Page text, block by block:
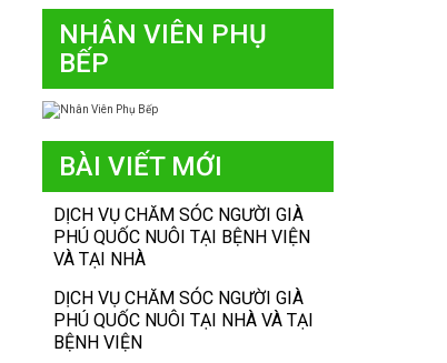
NHÂN VIÊN PHỤ
BẾP
BÀI VIẾT MỚI
DỊCH VỤ CHĂM SÓC NGƯỜI GIÀ
PHÚ QUỐC NUÔI TẠI BỆNH VIỆN
VÀ TẠI NHÀ
DỊCH VỤ CHĂM SÓC NGƯỜI GIÀ
PHÚ QUỐC NUÔI TẠI NHÀ VÀ TẠI
BỆNH VIỆN